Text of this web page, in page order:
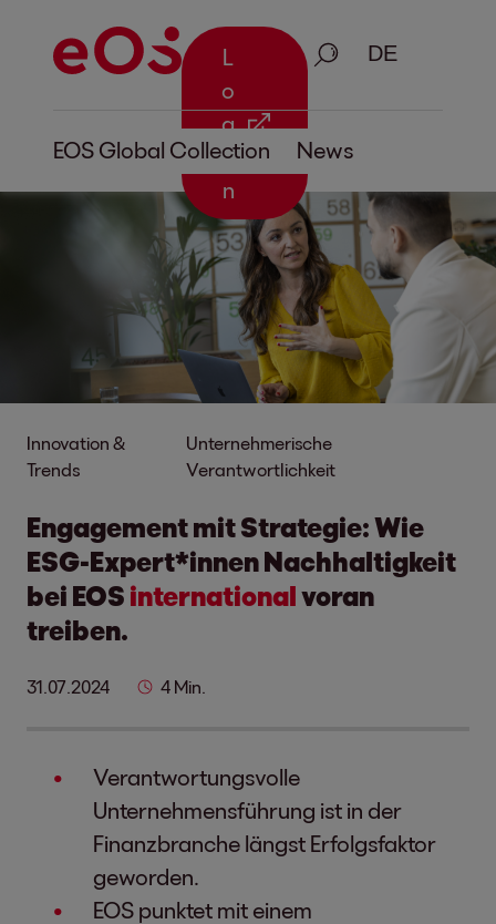
L
o
g
i
n
Suche
EOS Global Collection News
Innovation &
Trends
Unternehmerische
Verantwortlichkeit
Engagement mit Strategie: Wie
ESG-Expert*innenNachhaltigkeit
bei EOS internationalvoran
treiben.
31.07.2024 4 Min.
Verantwortungsvolle
Unternehmensführung ist in der
Finanzbranche längst Erfolgsfaktor
geworden.
EOS punktet mit einem